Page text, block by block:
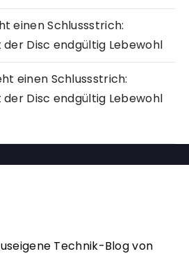
einen Schlussstrich:
Disc endgültig Lebewohl
einen Schlussstrich:
Disc endgültig Lebewohl
Technik-Blog von